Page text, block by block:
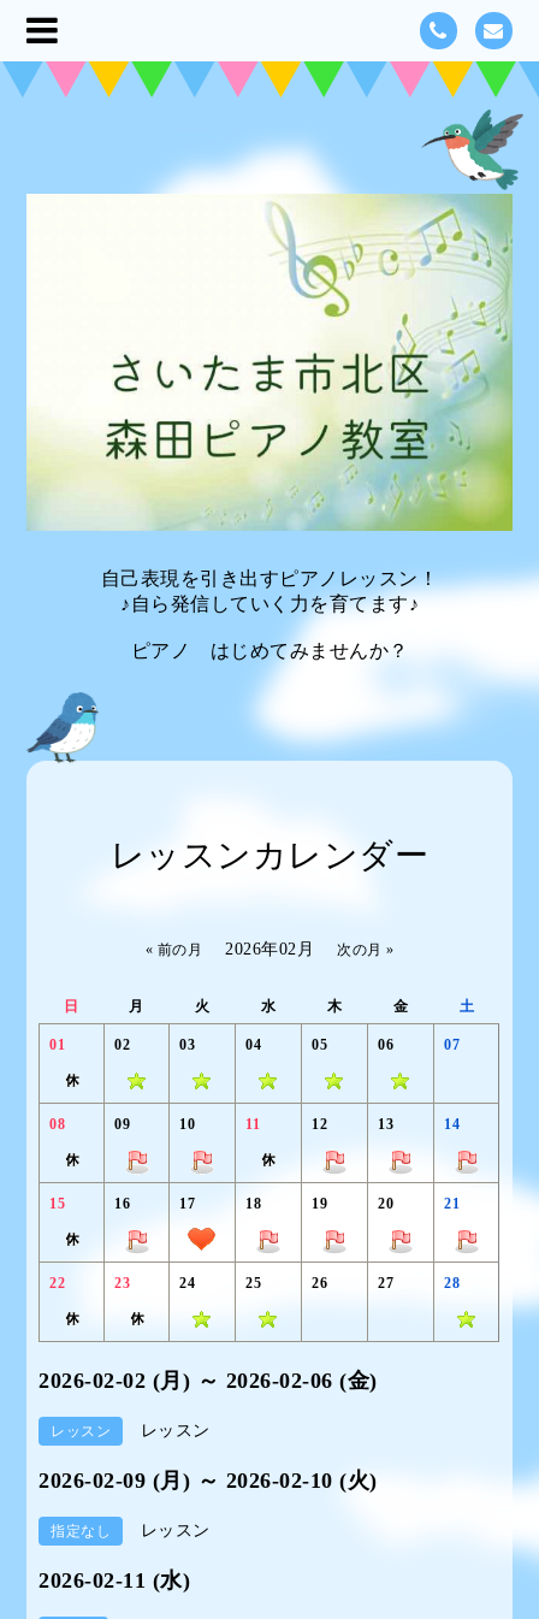
自己表現を引き出すピアノレッスン！
♪自ら発信していく力を育てます♪
ピアノ はじめてみませんか？
レッスンカレンダー
« 前の月 2026年02月 次の月 »
日 月 火 水 木 金 土
01 02 03 04 05 06 07
08 09 10 11 12 13 14
15 16 17 18 19 20 21
22 23 24 25 26 27 28
2026-02-02 (月) ～ 2026-02-06 (金)
レッスン レッスン
2026-02-09 (月) ～ 2026-02-10 (火)
指定なし レッスン
2026-02-11 (水)